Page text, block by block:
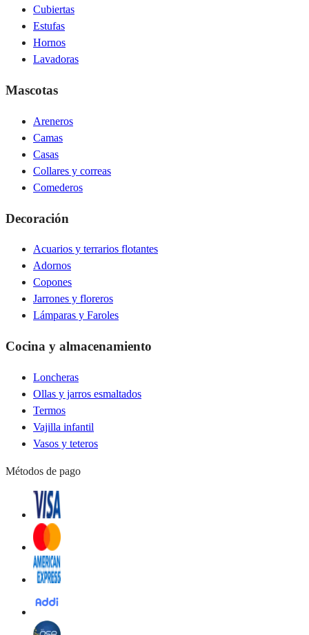
Cubiertas
Estufas
Hornos
Lavadoras
Mascotas
Areneros
Camas
Casas
Collares y correas
Comederos
Decoración
Acuarios y terrarios flotantes
Adornos
Copones
Jarrones y floreros
Lámparas y Faroles
Cocina y almacenamiento
Loncheras
Ollas y jarros esmaltados
Termos
Vajilla infantil
Vasos y teteros
Métodos de pago